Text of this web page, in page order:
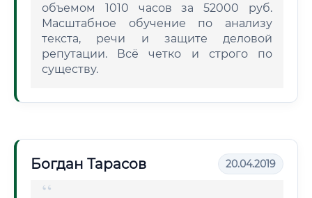
объемом 1010 часов за 52000 руб.
Масштабное обучение по анализу
текста, речи и защите деловой
репутации. Всё четко и строго по
существу.
Богдан Тарасов 20.04.2019